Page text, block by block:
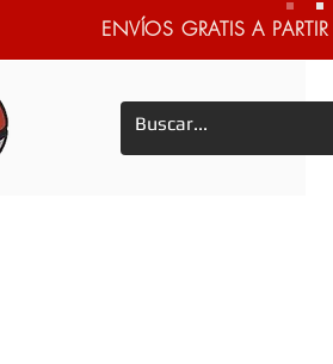
ENVÍOS GRATIS A